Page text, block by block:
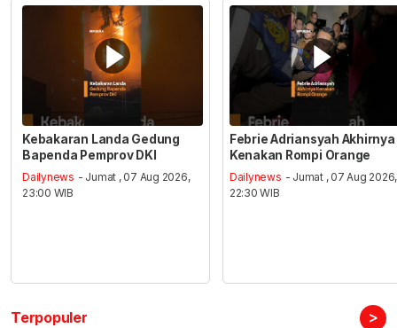
Kebakaran Landa Gedung
Bapenda Pemprov DKI
Dailynews - Jumat , 07 Aug 2026,
23:00 WIB
Febrie Adriansyah Akhirnya
Kenakan Rompi Orange
Dailynews - Jumat , 07 Aug 2026,
22:30 WIB
Terpopuler >